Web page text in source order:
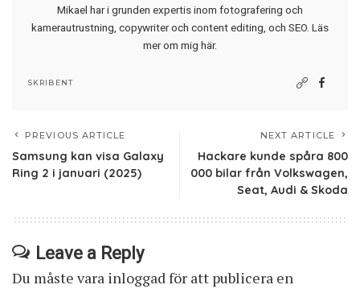
Mikael har i grunden expertis inom fotografering och
kamerautrustning, copywriter och content editing, och SEO. Läs
mer om mig här.
SKRIBENT
PREVIOUS ARTICLE
Samsung kan visa Galaxy
Ring 2 i januari (2025)
NEXT ARTICLE
Hackare kunde spåra 800
000 bilar från Volkswagen,
Seat, Audi & Skoda
Leave a Reply
Du måste vara inloggadför att publicera en